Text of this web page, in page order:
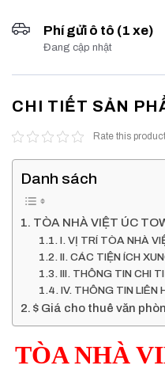
Phí gửi ô tô (1 xe)
Đang cập nhật
CHI TIẾT SẢN
Rate this product
Danh sách
TÒA NHÀ VIỆT ÚC
I. VỊ TRÍ TÒA NHÀ
II. CÁC TIỆN ÍCH
III. THÔNG TIN CHI
IV. THÔNG TIN LIÊN
$ Giá cho thuê văn
TÒA NHÀ